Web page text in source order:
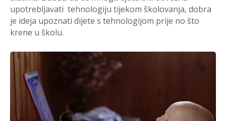
upotrebljavati tehnologiju tijekom školovanja, dobra
je ideja upoznati dijete s tehnologijom prije no što
krene u školu.